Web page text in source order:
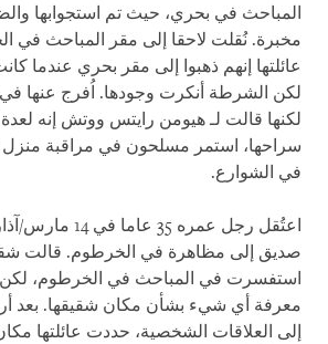
المباحث في بحري، حيث تم استجوابها
مخبرة. نُقلت لاحقا إلى مقر المباحث في
عائلتها إنهم ذهبوا إلى مقر بحري عندما
لكنها قالت لـ هيومن رايتس ووتش إنه لعدة
سراحها، استمر مسلحون في مراقبة منزل
في الشوارع.
اعتُقل رجل عمره 35
صديق إلى مظاهرة في الخرطوم. قالت
استفسرت في المباحث في الخرطوم،
معرفة أي شيء بشأن مكان شقيقها. بعد
إلى العلاقات الشخصية، حددت عائلتها